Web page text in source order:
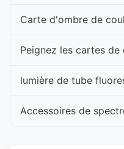
Carte d'ombre de
Peignez les cartes de
lumière de tube
Accessoires de